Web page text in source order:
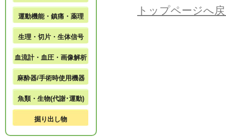
トップページへ
運動機能・鎮痛・薬理
生理・切片・生体信号
血流計・血圧・画像解析
麻酔器/手術時使用機器
魚類・生物(代謝･運動)
掘り出し物